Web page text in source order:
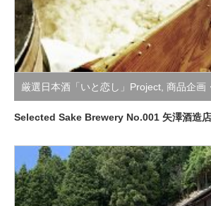
厳選日本酒「いと恋し」Project 商品企画
支援活動
Selected Sake Brewery No.001 矢澤酒造